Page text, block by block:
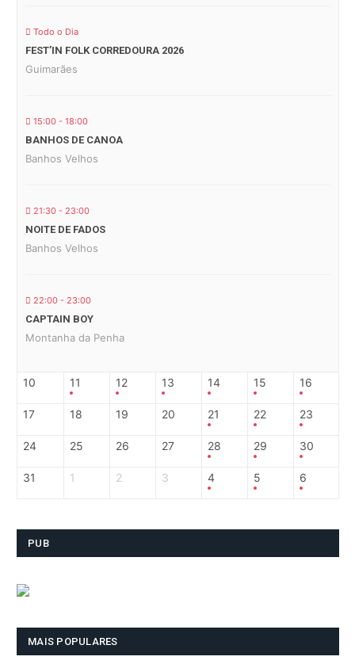
Todo o Dia
FEST’IN FOLK CORREDOURA 2026
Guimarães
15:00 - 18:00
BANHOS DE CANOA
Banhos Velhos
21:30 - 23:00
NOITE DE FADOS
Banhos Velhos
22:00 - 23:00
CAPTAIN BOY
Montanha da Penha
10 11 12 13 14 15 16
17 18 19 20 21 22 23
24 25 26 27 28 29 30
31 1 2 3 4 5 6
PUB
MAIS POPULARES